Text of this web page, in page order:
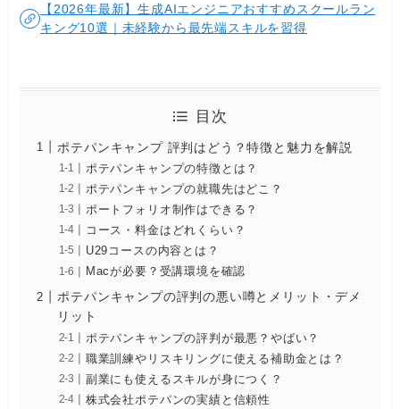
【2026年最新】生成AIエンジニアおすすめスクールラン
キング10選｜未経験から最先端スキルを習得
目次
ポテパンキャンプ 評判はどう？特徴と魅力を解説
ポテパンキャンプの特徴とは？
ポテパンキャンプの就職先はどこ？
ポートフォリオ制作はできる？
コース・料金はどれくらい？
U29コースの内容とは？
Macが必要？受講環境を確認
ポテパンキャンプの評判の悪い噂とメリット・デメ
リット
ポテパンキャンプの評判が最悪？やばい？
職業訓練やリスキリングに使える補助金とは？
副業にも使えるスキルが身につく？
株式会社ポテパンの実績と信頼性